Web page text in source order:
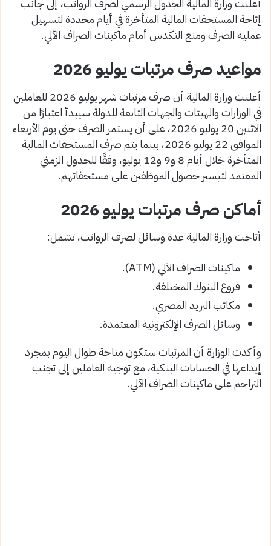
أعلنت وزارة المالية الجدول الرسمي لصرف الرواتب، إلى جانب
إتاحة المستحقات المالية المتأخرة في أيام محددة لتسهيل
عملية الصرف ومنع التكدس أمام ماكينات الصراف الآلي.
مواعيد صرف مرتبات يوليو 2026
أعلنت وزارة المالية أن صرف مرتبات شهر يوليو 2026 للعاملين
في الوزارات والهيئات والجهات التابعة للدولة سيبدأ اعتبارًا من
الاثنين 20 يوليو 2026، على أن يستمر الصرف حتى يوم الأربعاء
الموافق 22 يوليو 2026، بينما يتم صرف المستحقات المالية
المتأخرة خلال أيام 8 و9 و12 يوليو، وفقًا للجدول الزمني
المعتمد لتيسير حصول الموظفين على مستحقاتهم.
أماكن صرف مرتبات يوليو 2026
أتاحت وزارة المالية عدة وسائل لصرف الرواتب، تشمل:
ماكينات الصراف الآلي (ATM).
فروع البنوك المختلفة.
مكاتب البريد المصري.
وسائل الصرف الإلكترونية المعتمدة.
وأكدت الوزارة أن المرتبات ستكون متاحة طوال اليوم بمجرد
إيداعها في الحسابات البنكية، مع توجيه العاملين إلى تجنب
التزاحم على ماكينات الصراف الآلي.